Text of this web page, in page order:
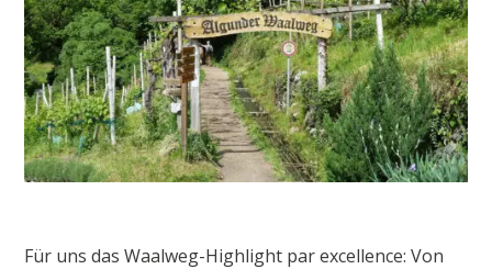
Für uns das Waalweg-Highlight par excellence: Von